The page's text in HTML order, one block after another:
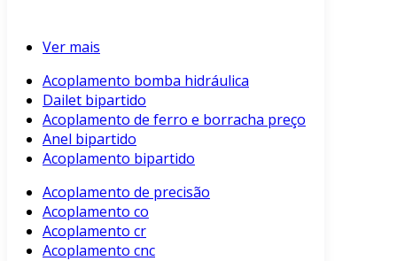
Ver mais
Acoplamento bomba hidráulica
Dailet bipartido
Acoplamento de ferro e borracha preço
Anel bipartido
Acoplamento bipartido
Acoplamento de precisão
Acoplamento co
Acoplamento cr
Acoplamento cnc